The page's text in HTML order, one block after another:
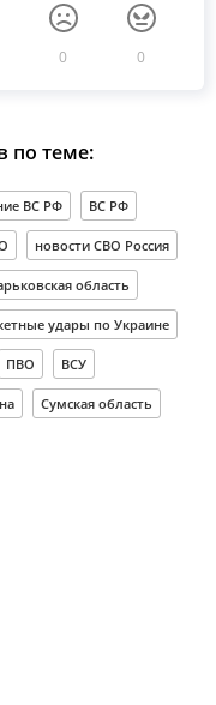
0 0
по теме:
ВС РФ ВС РФ
новости СВО Россия
область
удары по Украине
ПВО ВСУ
Сумская область